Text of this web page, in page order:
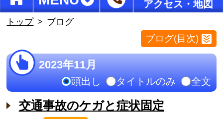
アクセス・地図
トップ ブログ
ブログ(目次)
2023年11月
頭出し タイトルのみ 全文
交通事故のケガと症状固定